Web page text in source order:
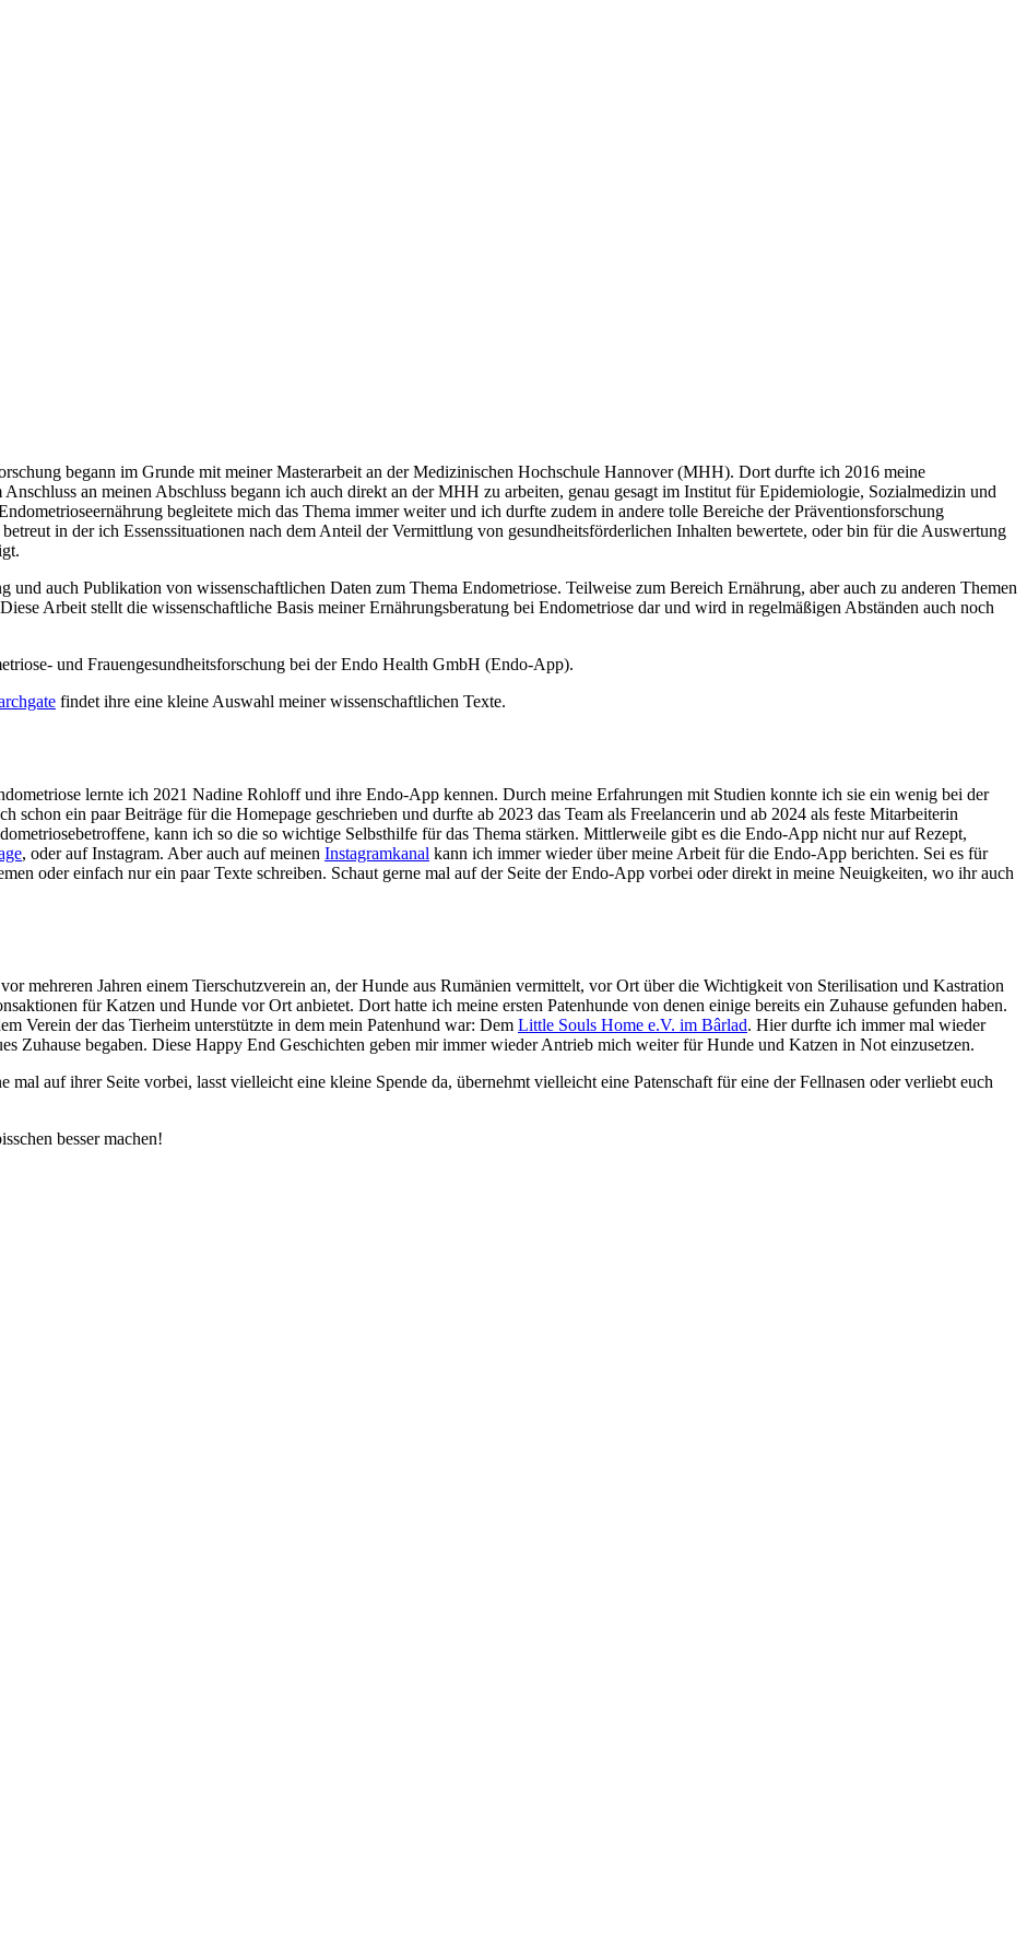
begann im Grunde mit meiner Masterarbeit an der Medizinischen Hochschule Hannover (MHH). Dort durfte ich 2016 meine
an meinen Abschluss begann ich auch direkt an der MHH zu arbeiten, genau gesagt im Institut für Epidemiologie, Sozialmedizin und
begleitete mich das Thema immer weiter und ich durfte zudem in andere tolle Bereiche der Präventionsforschung
in der ich Essenssituationen nach dem Anteil der Vermittlung von gesundheitsförderlichen Inhalten bewertete, oder bin für die Auswertung
auch Publikation von wissenschaftlichen Daten zum Thema Endometriose. Teilweise zum Bereich Ernährung, aber auch zu anderen Themen
Arbeit stellt die wissenschaftliche Basis meiner Ernährungsberatung bei Endometriose dar und wird in regelmäßigen Abständen auch noch
und Frauengesundheitsforschung bei der Endo Health GmbH (Endo-App).
findet ihre eine kleine Auswahl meiner wissenschaftlichen Texte.
lernte ich 2021 Nadine Rohloff und ihre Endo-App kennen. Durch meine Erfahrungen mit Studien konnte ich sie ein wenig bei der
schon ein paar Beiträge für die Homepage geschrieben und durfte ab 2023 das Team als Freelancerin und ab 2024 als feste Mitarbeiterin
kann ich so die so wichtige Selbsthilfe für das Thema stärken. Mittlerweile gibt es die Endo-App nicht nur auf Rezept,
, oder auf Instagram. Aber auch auf meinen Instagramkanal kann ich immer wieder über meine Arbeit für die Endo-App berichten. Sei es für
oder einfach nur ein paar Texte schreiben. Schaut gerne mal auf der Seite der Endo-App vorbei oder direkt in meine Neuigkeiten, wo ihr auch
mehreren Jahren einem Tierschutzverein an, der Hunde aus Rumänien vermittelt, vor Ort über die Wichtigkeit von Sterilisation und Kastration
für Katzen und Hunde vor Ort anbietet. Dort hatte ich meine ersten Patenhunde von denen einige bereits ein Zuhause gefunden haben.
Verein der das Tierheim unterstützte in dem mein Patenhund war: Dem Little Souls Home e.V. im Bârlad. Hier durfte ich immer mal wieder
Zuhause begaben. Diese Happy End Geschichten geben mir immer wieder Antrieb mich weiter für Hunde und Katzen in Not einzusetzen.
auf ihrer Seite vorbei, lasst vielleicht eine kleine Spende da, übernehmt vielleicht eine Patenschaft für eine der Fellnasen oder verliebt euch
besser machen!